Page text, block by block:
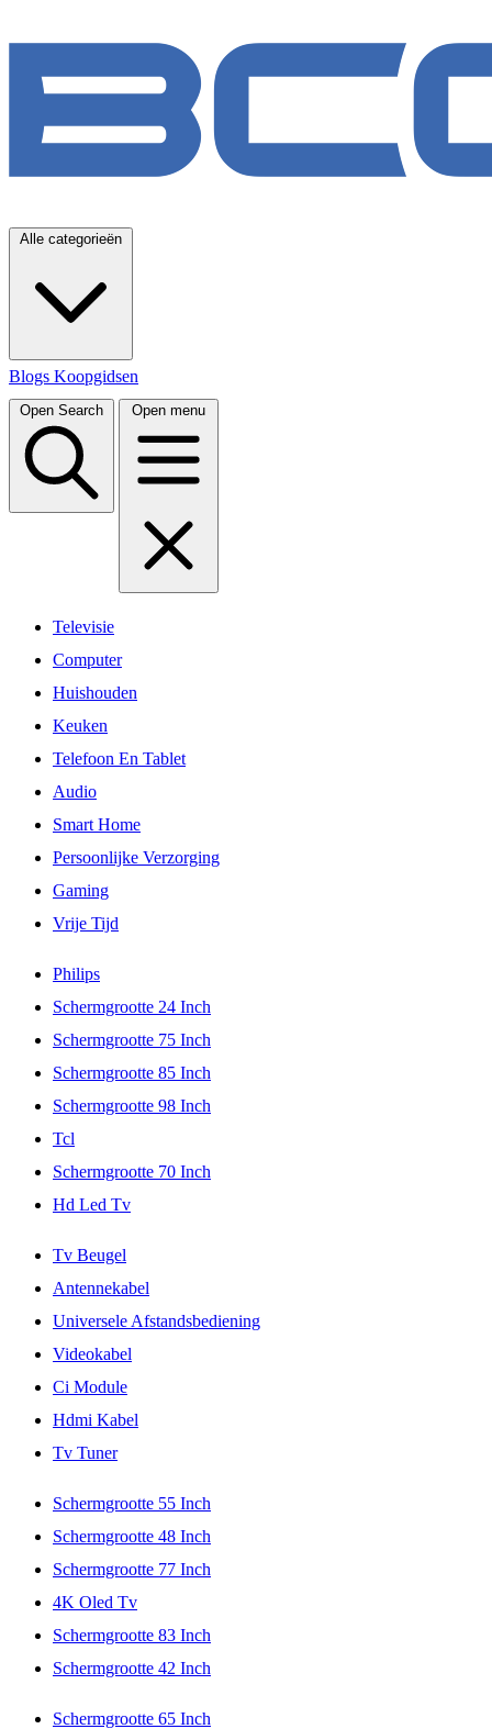
Alle categorieën
Blogs Koopgidsen
Open Search Open menu
Televisie
Computer
Huishouden
Keuken
Telefoon En Tablet
Audio
Smart Home
Persoonlijke Verzorging
Gaming
Vrije Tijd
Philips
Schermgrootte 24 Inch
Schermgrootte 75 Inch
Schermgrootte 85 Inch
Schermgrootte 98 Inch
Tcl
Schermgrootte 70 Inch
Hd Led Tv
Tv Beugel
Antennekabel
Universele Afstandsbediening
Videokabel
Ci Module
Hdmi Kabel
Tv Tuner
Schermgrootte 55 Inch
Schermgrootte 48 Inch
Schermgrootte 77 Inch
4K Oled Tv
Schermgrootte 83 Inch
Schermgrootte 42 Inch
Schermgrootte 65 Inch